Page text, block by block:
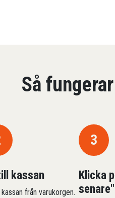
Så
kassan
från varukorgen.
3
Klicka
senare"